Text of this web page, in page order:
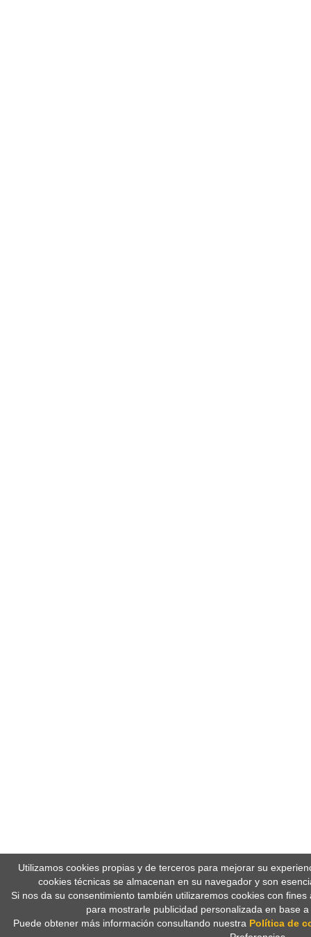
Utilizamos cookies propias y de terceros para mejorar su
cookies técnicas se almacenan en su navegador y son
Si nos da su consentimiento también utilizaremos cookies con
para mostrarle publicidad personalizada en base
Puede obtener más información consultando nuestra Política de